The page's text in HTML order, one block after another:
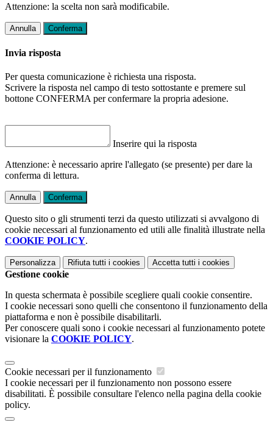
Attenzione: la scelta non sarà modificabile.
Annulla Conferma
Invia risposta
Per questa comunicazione è richiesta una risposta.
Scrivere la risposta nel campo di testo sottostante e premere sul
bottone CONFERMA per confermare la propria adesione.
Inserire qui la risposta
Attenzione: è necessario aprire l'allegato (se presente) per dare la
conferma di lettura.
Annulla Conferma
Questo sito o gli strumenti terzi da questo utilizzati si avvalgono di
cookie necessari al funzionamento ed utili alle finalità illustrate nella
COOKIE POLICY.
Personalizza Rifiuta tutti i cookies Accetta tutti i cookies
Gestione cookie
In questa schermata è possibile scegliere quali cookie consentire.
I cookie necessari sono quelli che consentono il funzionamento della
piattaforma e non è possibile disabilitarli.
Per conoscere quali sono i cookie necessari al funzionamento potete
visionare la COOKIE POLICY.
Cookie necessari per il funzionamento
I cookie necessari per il funzionamento non possono essere
disabilitati. È possibile consultare l'elenco nella pagina della cookie
policy.